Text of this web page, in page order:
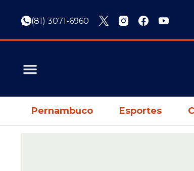
(81) 3071-6960
Pernambuco Esportes